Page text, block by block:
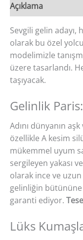
Açıklama
Sevgili gelin adayı,
olarak bu özel
modelimizle
üzere tasarlandı.
taşıyacak.
Gelinlik
Adını dünyanın
özellikle A kesim
mükemmel uyum
sergileyen yakası
olarak ince ve
gelinliğin bütününe
garanti ediyor.
Lüks